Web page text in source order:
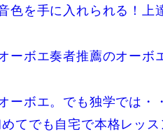
色を手に入れられる！上
ーボエ奏者推薦のオーボ
ーボエ。でも独学では・
てでも自宅で本格レッ